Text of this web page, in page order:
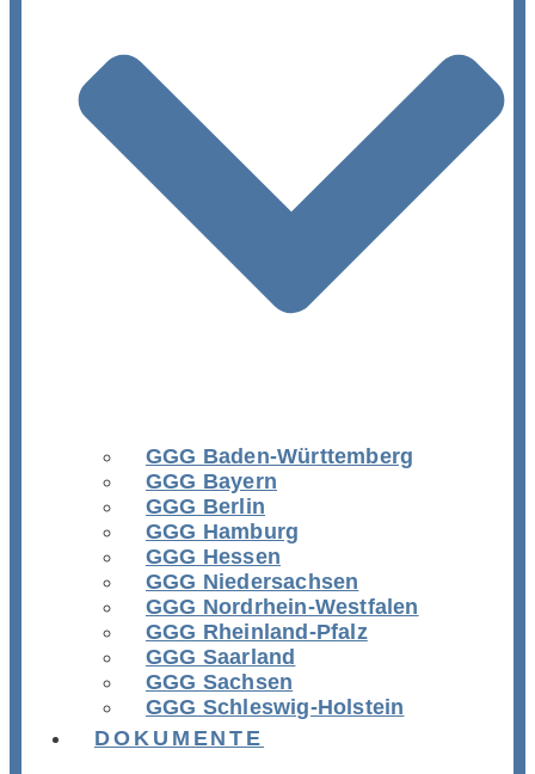
GGG Baden-Württemberg
GGG Bayern
GGG Berlin
GGG Hamburg
GGG Hessen
GGG Niedersachsen
GGG Nordrhein-Westfalen
GGG Rheinland-Pfalz
GGG Saarland
GGG Sachsen
GGG Schleswig-Holstein
DOKUMENTE